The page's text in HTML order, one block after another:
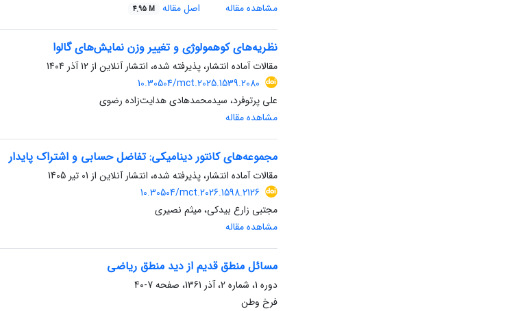
مشاهده مقاله
اصل مقاله 4.95 M
نظریه‌های کوهمولوژی و تغییر وزن نمایش‌های گالوا
مقالات آماده انتشار، پذیرفته شده، انتشار آنلاین از 12 آذر 1404
10.30504/mct.2025.1539.2080
علی پرتوفرد، سیدمحمدهادی هدایت‌زاده رضوی
مشاهده مقاله
مجموعه‌های کانتور دینامیکی: تفاضل حسابی و اشتراک پایدار
مقالات آماده انتشار، پذیرفته شده، انتشار آنلاین از 01 تیر 1405
10.30504/mct.2026.1598.2126
مجتبی زارع بیدکی، میثم نصیری
مشاهده مقاله
مسائل منطق قدیم از دید منطق ریاضی
دوره 1، شماره 2، آذر 1361، صفحه
7-40
فرخ وطن